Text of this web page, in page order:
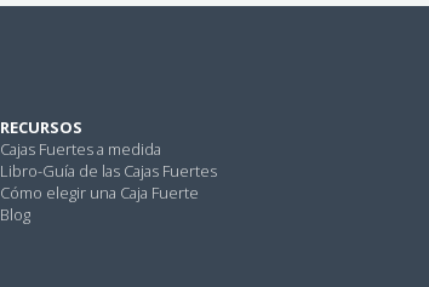
RECURSOS
Cajas Fuertes a medida
Libro-Guía de las Cajas Fuertes
Cómo elegir una Caja Fuerte
Blog